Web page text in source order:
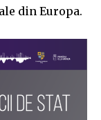
din Europa.